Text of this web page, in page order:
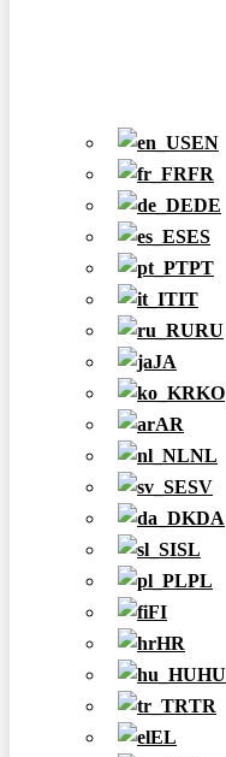
EN
FR
DE
ES
PT
IT
RU
JA
KO
AR
NL
SV
DA
SL
PL
FI
HR
HU
TR
EL